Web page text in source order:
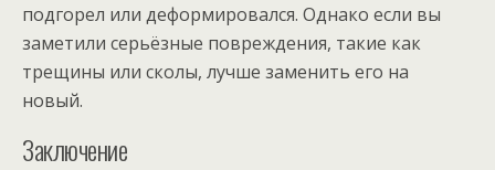
подгорел или деформировался. Однако если вы
заметили серьёзные повреждения, такие как
трещины или сколы, лучше заменить его на
новый.
Заключение